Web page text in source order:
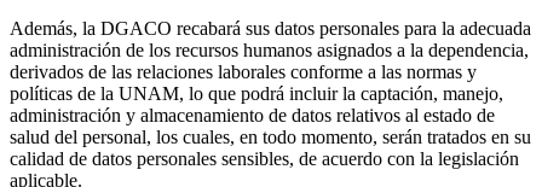
Además, la DGACO recabará sus datos personales para la adecuada
administración de los recursos humanos asignados a la dependencia,
derivados de las relaciones laborales conforme a las normas y
políticas de la UNAM, lo que podrá incluir la captación, manejo,
administración y almacenamiento de datos relativos al estado de
salud del personal, los cuales, en todo momento, serán tratados en su
calidad de datos personales sensibles, de acuerdo con la legislación
aplicable.